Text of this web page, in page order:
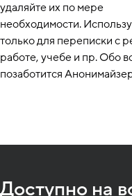
удаляйте их по мере
необходимости.
только для переписки с
работе, учебе и пр. Обо
позаботится
Доступно на